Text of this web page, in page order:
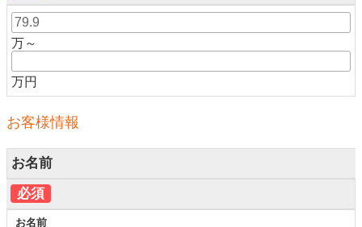
万～
万円
お客様情報
お名前
必須
お名前